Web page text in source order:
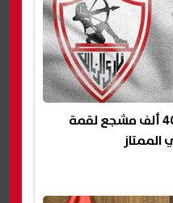
الأجهزة الأمنية تقر حضور 40 ألف مشجع لقمة
الممتاز